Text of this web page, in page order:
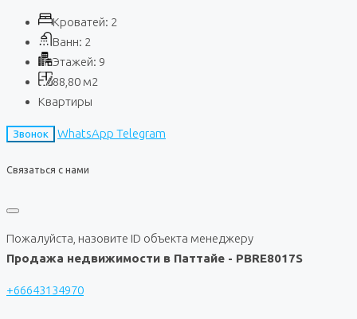
Кроватей: 2
Ванн: 2
Этажей: 9
88,80 м2
Квартиры
Звонок WhatsApp Telegram
Связаться с нами
Пожалуйста, назовите ID объекта менеджеру
Продажа недвижимости в Паттайе - PBRE8017S
+66643134970